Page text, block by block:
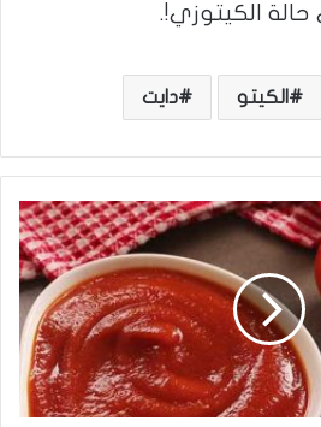
حالة الكيتوزي!.
الكيتو دايت